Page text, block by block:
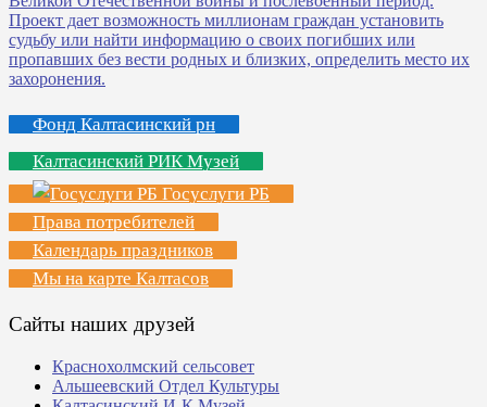
Фонд Калтасинский рн
Калтасинский РИК Музей
Госуслуги РБ
Права потребителей
Календарь праздников
Мы на карте Калтасов
Сайты наших друзей
Краснохолмский сельсовет
Альшеевский Отдел Культуры